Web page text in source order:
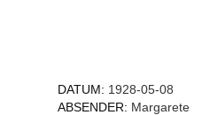
DATUM: 1928-05-08
ABSENDER: Margarete